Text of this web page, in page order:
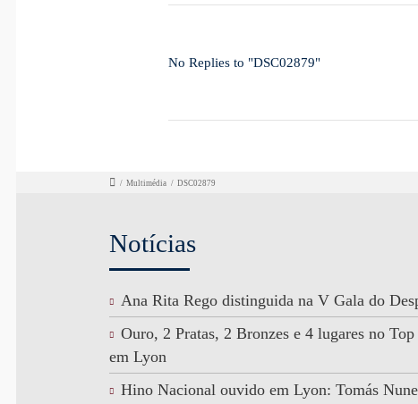
No Replies to "DSC02879"
/ Multimédia / DSC02879
Notícias
Ana Rita Rego distinguida na V Gala do
Ouro, 2 Pratas, 2 Bronzes e 4 lugares no
em Lyon
Hino Nacional ouvido em Lyon: Tomás